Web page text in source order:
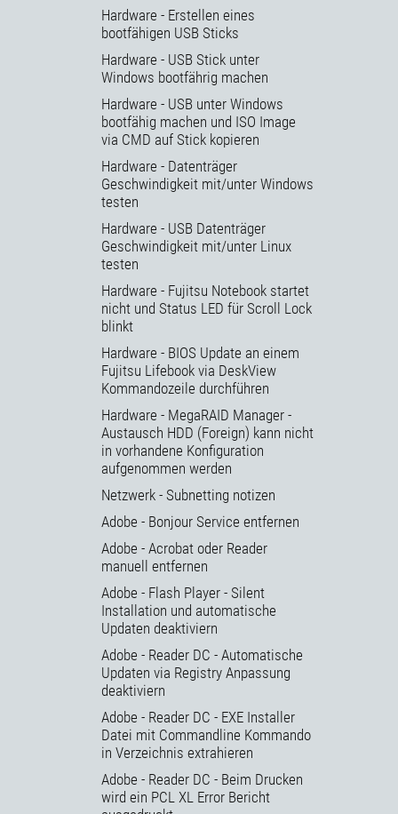
Hardware - Erstellen eines
bootfähigen USB Sticks
Hardware - USB Stick unter
Windows bootfährig machen
Hardware - USB unter Windows
bootfähig machen und ISO Image
via CMD auf Stick kopieren
Hardware - Datenträger
Geschwindigkeit mit/unter Windows
testen
Hardware - USB Datenträger
Geschwindigkeit mit/unter Linux
testen
Hardware - Fujitsu Notebook startet
nicht und Status LED für Scroll Lock
blinkt
Hardware - BIOS Update an einem
Fujitsu Lifebook via DeskView
Kommandozeile durchführen
Hardware - MegaRAID Manager -
Austausch HDD (Foreign) kann nicht
in vorhandene Konfiguration
aufgenommen werden
Netzwerk - Subnetting notizen
Adobe - Bonjour Service entfernen
Adobe - Acrobat oder Reader
manuell entfernen
Adobe - Flash Player - Silent
Installation und automatische
Updaten deaktiviern
Adobe - Reader DC - Automatische
Updaten via Registry Anpassung
deaktiviern
Adobe - Reader DC - EXE Installer
Datei mit Commandline Kommando
in Verzeichnis extrahieren
Adobe - Reader DC - Beim Drucken
wird ein PCL XL Error Bericht